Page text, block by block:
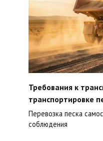
Требования к
транспортировке
Перевозка песка
соблюдения